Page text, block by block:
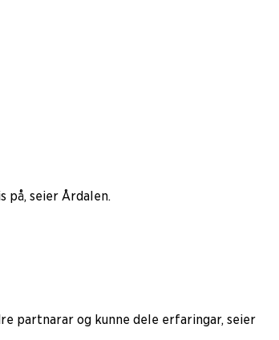
på, seier Årdalen.
partnarar og kunne dele erfaringar, seier